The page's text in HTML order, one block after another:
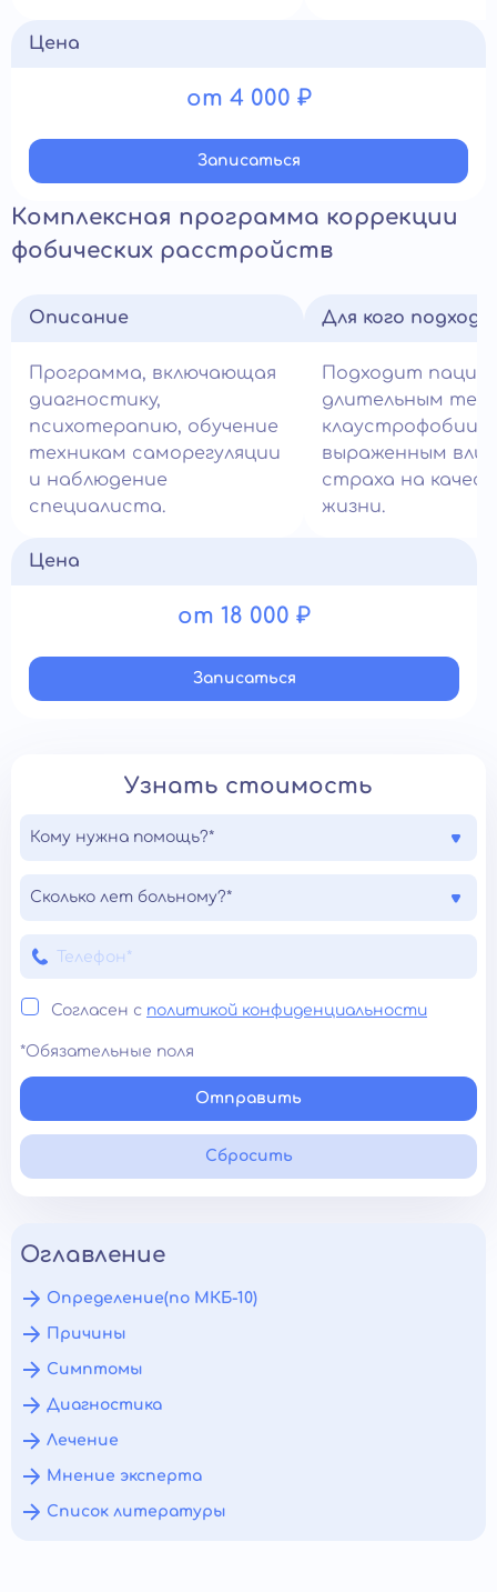
Цена
от 4 000 ₽
Записатьcя
Комплексная программа коррекции
фобических расстройств
Описание
Программа, включающая
диагностику,
психотерапию, обучение
техникам саморегуляции
и наблюдение
специалиста.
Для кого
Подходит
длительным
клаустрофобии и
выраженным
страха на
жизни.
Цена
от 18 000 ₽
Записатьcя
Узнать стоимость
Кому нужна помощь?*
Сколько лет больному?*
Согласен с политикой конфиденциальности
*Обязательные поля
Отправить
Сбросить
Оглавление
Определение(по МКБ-10)
Причины
Симптомы
Диагностика
Лечение
Мнение эксперта
Список литературы